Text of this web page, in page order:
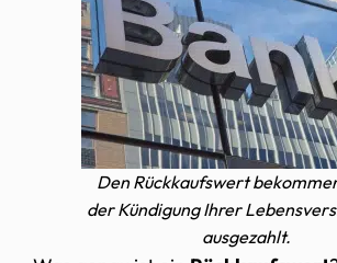
Den Rückkaufswert
der Kündigung Ihrer
ausgezahlt.